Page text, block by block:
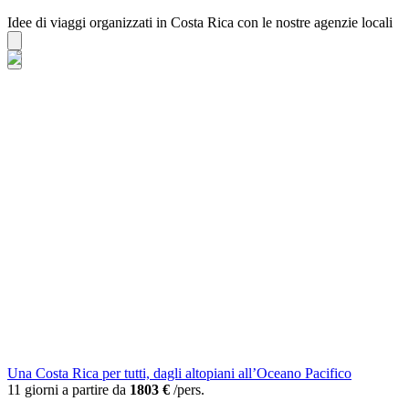
Idee di viaggi organizzati in Costa Rica con le nostre agenzie locali
Una Costa Rica per tutti, dagli altopiani all’Oceano Pacifico
11 giorni a partire da 1803 € /pers.